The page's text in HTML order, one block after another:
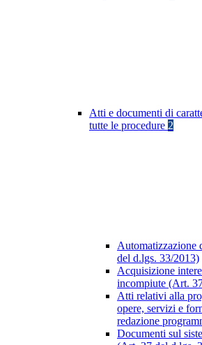
Atti e documenti di
tutte le procedure 2
Automatizzazione
del d.lgs. 33/2013)
Acquisizione
incompiute (Art.
Atti relativi alla
opere, servizi e
redazione
Documenti sul